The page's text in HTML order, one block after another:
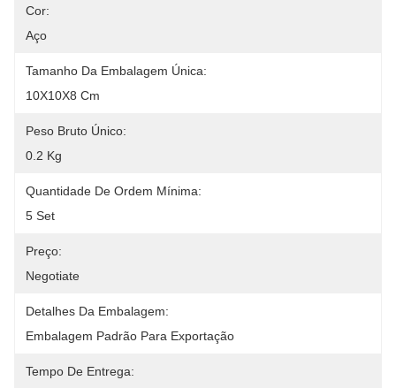
Cor:
Aço
Tamanho Da Embalagem Única:
10X10X8 Cm
Peso Bruto Único:
0.2 Kg
Quantidade De Ordem Mínima:
5 Set
Preço:
Negotiate
Detalhes Da Embalagem:
Embalagem Padrão Para Exportação
Tempo De Entrega: